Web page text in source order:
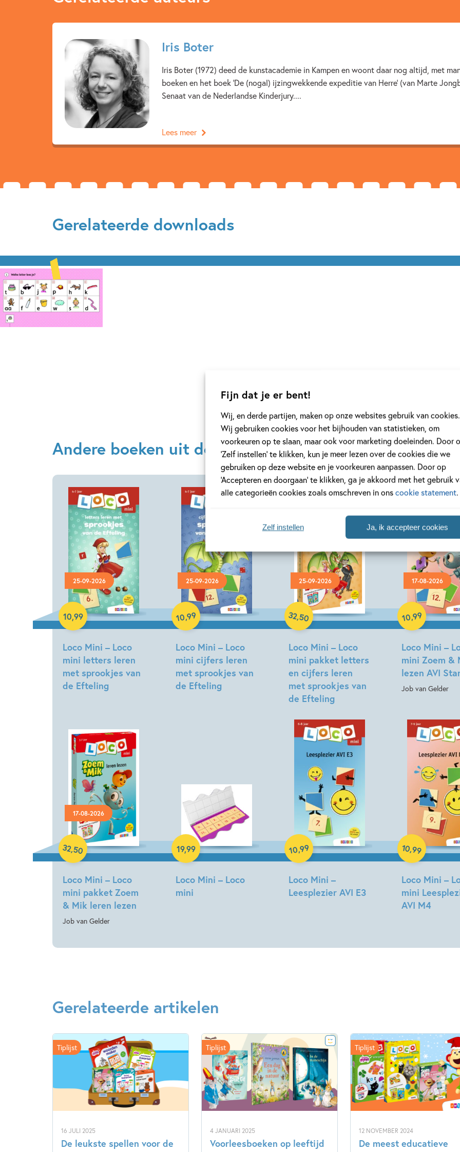
Fijn dat je er bent!
Wij, en derde partijen, maken op onze websites gebruik van cookies.
Wij gebruiken cookies voor het bijhouden van statistieken, om
voorkeuren op te slaan, maar ook voor marketing doeleinden. Door
‘Zelf instellen’ te klikken, kun je meer lezen over de cookies die we
gebruiken op deze website en je voorkeuren aanpassen. Door op
‘Accepteren en doorgaan’ te klikken, ga je akkoord met het gebruik
alle categorieën cookies zoals omschreven in onscookie statement.
Ja, ik accepteer cookies
Zelf instellen
Iris Boter
Iris Boter (1972) deed de kunstacademie in Kampen en woont daar nog altijd, met
boeken en het boek ‘De (nogal) ijzingwekkende expeditie van Herre’ (van Marte
Senaat van de Nederlandse Kinderjury....
Lees meer
Gerelateerde downloads
Andere boeken uit de serie 'Loco Mini'
25-09-2026
Loco Mini – Loco
mini letters leren
met sprookjes van
de Efteling
10,99
Paperback
25-09-2026
Loco Mini – Loco
mini cijfers leren
met sprookjes van
de Efteling
10,99
Paperback
25-09-2026
Loco Mini – Loco
mini pakket letters
en cijfers leren
met sprookjes van
de Efteling
32,50
Paperback
17-08-2026
Loco Mini –
mini Zoem &
lezen AVI
Job van Gelder
10,99
Paperback
17-08-2026
Loco Mini – Loco
mini pakket Zoem
& Mik leren lezen
Job van Gelder
32,50
Paperback
Loco Mini – Loco
mini
19,99
Spel
Loco Mini –
Leesplezier AVI E3
10,99
Paperback
Loco Mini –
mini
AVI M4
10,99
Paperback
Gerelateerde artikelen
16 JULI 2025
De leukste spellen voor de
Tiplijst
4 JANUARI 2025
Voorleesboeken op leeftijd
Tiplijst
12 NOVEMBER 2024
De meest educatieve
Tiplijst